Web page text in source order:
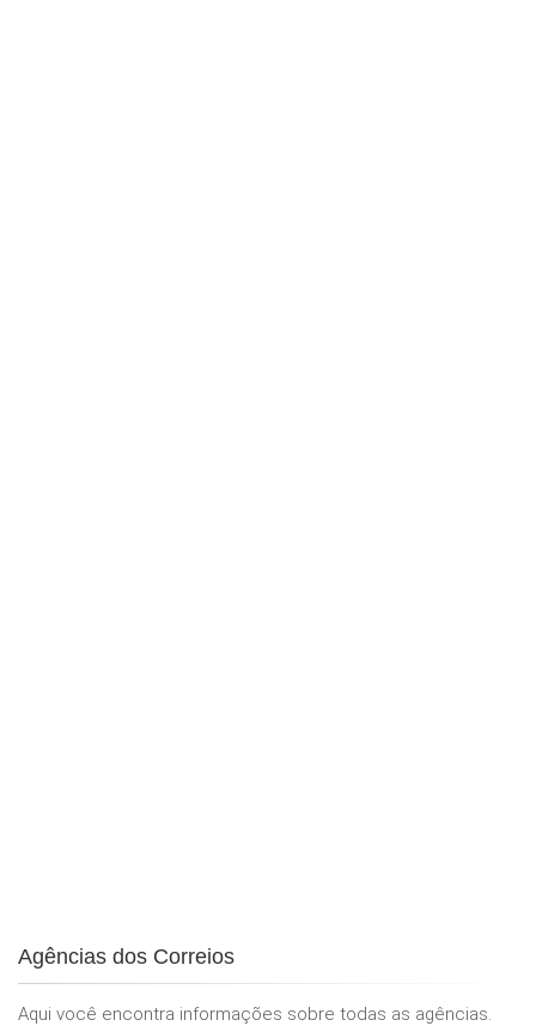
Agências dos Correios
Aqui você encontra informações sobre todas as agências.